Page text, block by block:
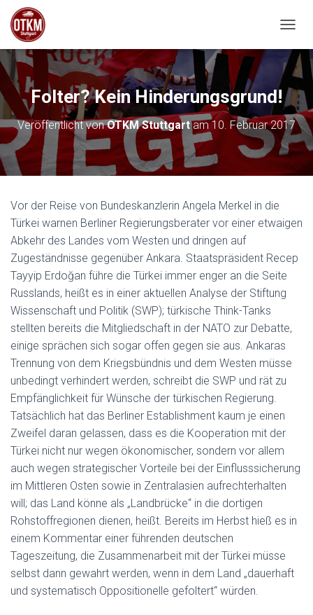
Folter? Kein Hinderungsgrund!
Veröffentlicht vonOTKM Stuttgartam10. Februar 2017
Vor der Reise von Bundeskanzlerin Angela Merkel in die
Türkei warnen Berliner Regierungsberater vor einer etwaigen
Abkehr des Landes vom Westen und dringen auf
Zugeständnisse gegenüber Ankara. Staatspräsident Recep
Tayyip Erdoğan führe die Türkei immer enger an die Seite
Russlands, heißt es in einer aktuellen Analyse der Stiftung
Wissenschaft und Politik (SWP); türkische Think-Tanks
stellten bereits die Mitgliedschaft in der NATO zur Debatte,
einige sprächen sich sogar offen gegen sie aus. Ankaras
Trennung von dem Kriegsbündnis und dem Westen müsse
unbedingt verhindert werden, schreibt die SWP und rät zu
Empfänglichkeit für Wünsche der türkischen Regierung.
Tatsächlich hat das Berliner Establishment kaum je einen
Zweifel daran gelassen, dass es die Kooperation mit der
Türkei nicht nur wegen ökonomischer, sondern vor allem
auch wegen strategischer Vorteile bei der Einflusssicherung
im Mittleren Osten sowie in Zentralasien aufrechterhalten
will; das Land könne als „Landbrücke“ in die dortigen
Rohstoffregionen dienen, heißt. Bereits im Herbst hieß es in
einem Kommentar einer führenden deutschen
Tageszeitung, die Zusammenarbeit mit der Türkei müsse
selbst dann gewahrt werden, wenn in dem Land „dauerhaft
und systematisch Oppositionelle gefoltert“ würden.